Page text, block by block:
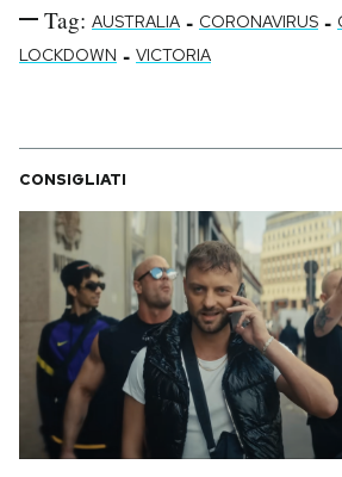
Tag: AUSTRALIA - CORONAVIRUS -
LOCKDOWN - VICTORIA
CONSIGLIATI